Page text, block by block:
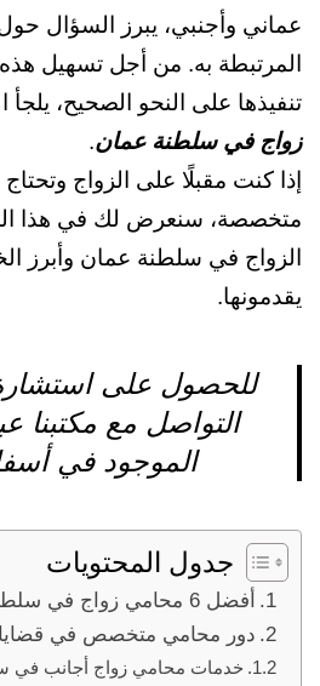
عماني وأجنبي، يبرز السؤال حول
المرتبطة به. من أجل تسهيل
تنفيذها على النحو الصحيح، يلجأ
زواج في سلطنة عمان.
إذا كنت مقبلًا على الزواج
متخصصة، سنعرض لك في هذا
الزواج في سلطنة عمان وأبرز
يقدمونها.
للحصول على استشارة
التواصل مع مكتبنا
الموجود في
جدول المحتويات
أفضل 6 محامي زواج في سلطنة عمان
دور محامي متخصص في قضايا
خدمات محامي زواج أجانب في